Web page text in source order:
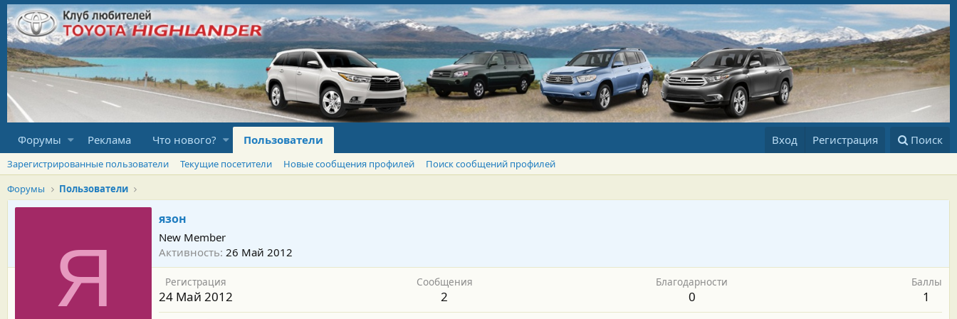
Форумы Реклама Что нового? Пользователи Вход Регистрация Поиск
Зарегистрированные пользователи Текущие посетители Новые сообщения профилей
Поиск сообщений профилей
Форумы
Пользователи
Я
язон
New Member
Активность 26 Май 2012
Регистрация
24 Май 2012
Сообщения
2
Благодарности
0
Баллы
1